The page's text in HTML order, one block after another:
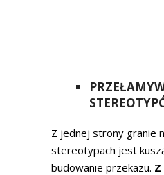
Z jednej strony granie
stereotypach jest
budowanie przekazu.